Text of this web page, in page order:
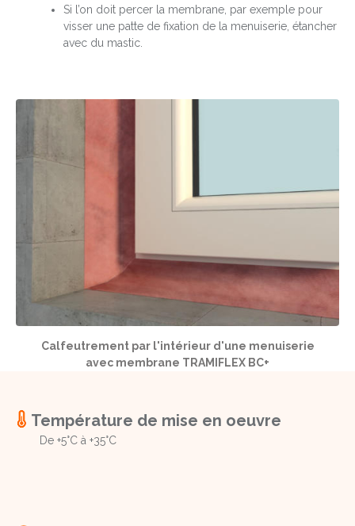
Si l’on doit percer la membrane, par exemple pour
visser une patte de fixation de la menuiserie, étancher
avec du mastic.
Calfeutrement par l'intérieur d'une menuiserie
avec membrane TRAMIFLEX BC+
Température de mise en oeuvre
De +5°C à +35°C